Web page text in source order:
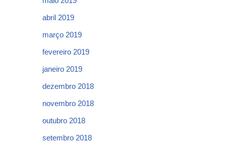
abril 2019
março 2019
fevereiro 2019
janeiro 2019
dezembro 2018
novembro 2018
outubro 2018
setembro 2018